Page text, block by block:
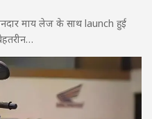
माय लेज के साथ launch हुई